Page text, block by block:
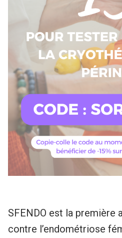
SFENDO est la première
contre l’endométriose